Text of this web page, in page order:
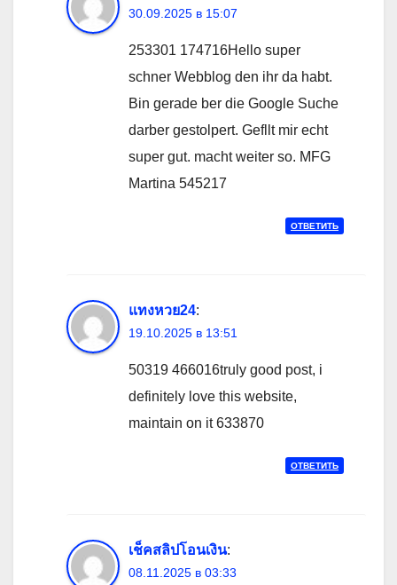
30.09.2025 в 15:07
253301 174716Hello super
schner Webblog den ihr da habt.
Bin gerade ber die Google Suche
darber gestolpert. Gefllt mir echt
super gut. macht weiter so. MFG
Martina 545217
ОТВЕТИТЬ
แทงหวย24:
19.10.2025 в 13:51
50319 466016truly good post, i
definitely love this website,
maintain on it 633870
ОТВЕТИТЬ
เช็คสลิปโอนเงิน:
08.11.2025 в 03:33